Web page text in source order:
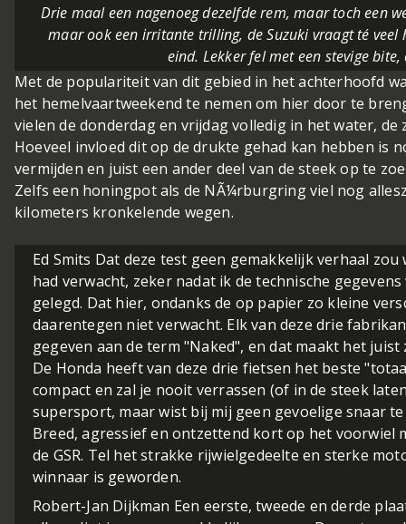
Drie maal een nagenoeg dezelfde rem, maar toch een
maar ook een irritante trilling, de Suzuki vraagt té
eind. Lekker fel met een stevige
Met de populariteit van dit gebied in het achterhoofd
het hemelvaartweekend te nemen om hier door te
vielen de donderdag en vrijdag volledig in het water,
Hoeveel invloed dit op de drukte gehad kan hebben is
vermijden en juist een ander deel van de steek op te
Zelfs een honingpot als de NÃ¼rburgring viel nog
kilometers kronkelende wegen.
Ed Smits Dat deze test geen gemakkelijk verhaal
had verwacht, zeker nadat ik de technische
gelegd. Dat hier, ondanks de op papier zo kleine
daarentegen niet verwacht. Elk van deze drie
gegeven aan de term "Naked", en dat maakt het
De Honda heeft van deze drie fietsen het beste
compact en zal je nooit verrassen (of in de steek
supersport, maar wist bij mij geen gevoelige snaar
Breed, agressief en ontzettend kort op het voorwiel
de GSR. Tel het strakke rijwielgedeelte en sterke
winnaar is geworden.
Robert-Jan Dijkman Een eerste, tweede en derde